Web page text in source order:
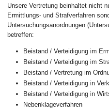
Unsere Vertretung beinhaltet nicht
Ermittlungs- und Strafverfahren
Untersuchungsanordnungen
betreffen:
Beistand / Verteidigung im
Beistand / Verteidigung im
Beistand / Vertretung im
Beistand / Verteidigung in
Beistand / Verteidigung in
Nebenklageverfahren